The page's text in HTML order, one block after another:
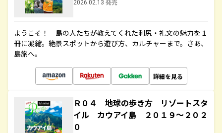
2026.02.13 発売
ようこそ！ 島の人たちが教えてくれた利尻・礼文の魅力を１
冊に凝縮。絶景スポットから遊び方、カルチャーまで。さあ、
島旅へ。
詳細を見る
Ｒ０４ 地球の歩き方 リゾートスタ
イル カウアイ島 ２０１９～２０２
０